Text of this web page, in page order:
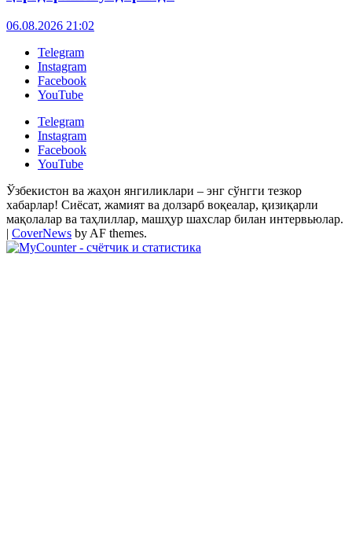
06.08.2026 21:02
Telegram
Instagram
Facebook
YouTube
Telegram
Instagram
Facebook
YouTube
Ўзбекистон ва жаҳон янгиликлари – энг сўнгги тезкор
хабарлар! Сиёсат, жамият ва долзарб воқеалар, қизиқарли
мақолалар ва таҳлиллар, машҳур шахслар билан интервьюлар.
| CoverNews by AF themes.